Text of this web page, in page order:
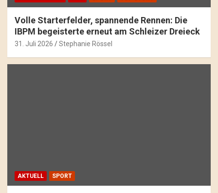
Volle Starterfelder, spannende Rennen: Die
IBPM begeisterte erneut am Schleizer Dreieck
31. Juli 2026 Stephanie Rössel
AKTUELL SPORT